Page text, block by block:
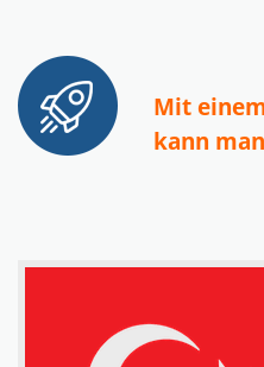
Mit
kann